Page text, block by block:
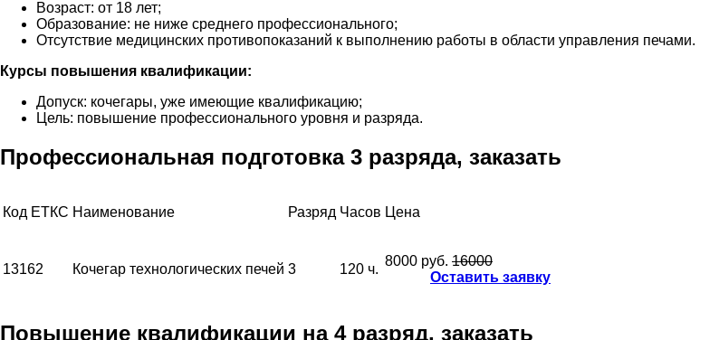
Возраст: от 18 лет;
Образование: не ниже среднего профессионального;
Отсутствие медицинских противопоказаний к выполнению работы в области управления печами.
Курсы повышения квалификации:
Допуск: кочегары, уже имеющие квалификацию;
Цель: повышение профессионального уровня и разряда.
Профессиональная подготовка 3 разряда, заказать
Код ЕТКС Наименование Разряд Часов Цена
13162 Кочегар технологических печей 3 120 ч.
8000 руб. 16000
Оставить заявку
Повышение квалификации на 4 разряд, заказать